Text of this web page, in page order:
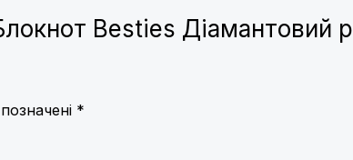
Besties Діамантовий
*